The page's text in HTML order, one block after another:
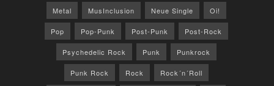
Metal MusInclusion Neue Single Oi!
Pop Pop-Punk Post-Punk Post-Rock
Psychedelic Rock Punk Punkrock
Punk Rock Rock Rock´n´Roll